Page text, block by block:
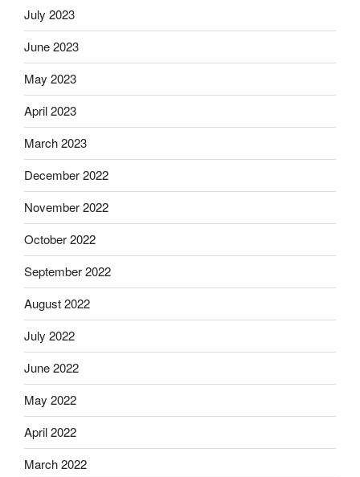
July 2023
June 2023
May 2023
April 2023
March 2023
December 2022
November 2022
October 2022
September 2022
August 2022
July 2022
June 2022
May 2022
April 2022
March 2022